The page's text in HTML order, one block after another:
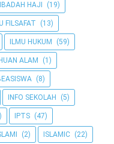
IBADAH HAJI (19)
FILSAFAT (13)
ILMU HUKUM (59)
ALAM (1)
(8)
INFO SEKOLAH (5)
IPTS (47)
(2) ISLAMIC (22)